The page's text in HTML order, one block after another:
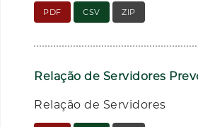
PDF CSV ZIP
Relação de Servidores
Relação de Servidores